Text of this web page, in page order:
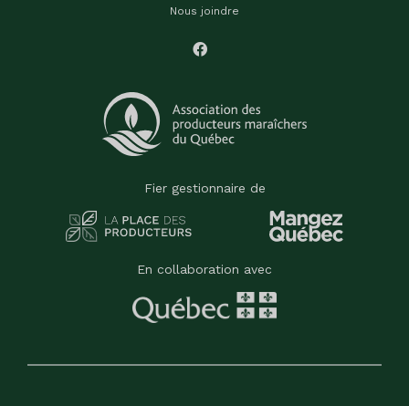
Nous joindre
Fier gestionnaire de
En collaboration avec